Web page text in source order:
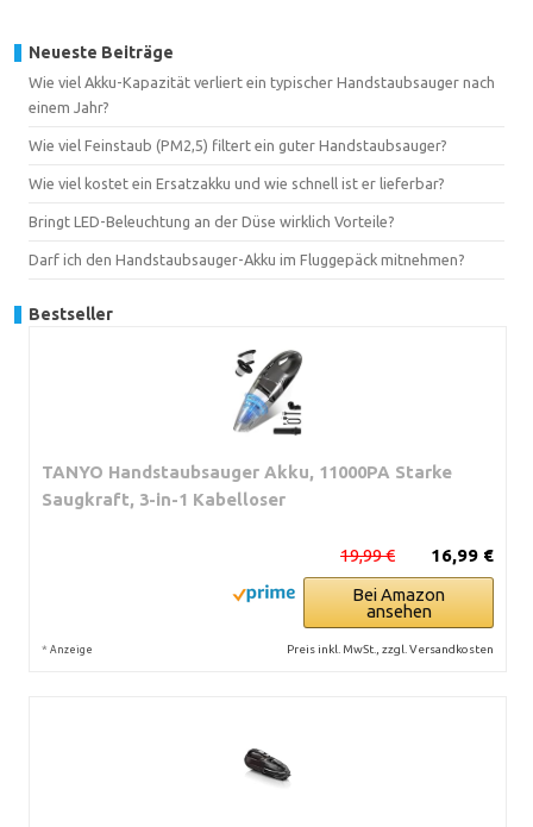
Neueste Beiträge
Wie viel Akku-Kapazität verliert ein typischer Handstaubsauger nach
einem Jahr?
Wie viel Feinstaub (PM2,5) filtert ein guter Handstaubsauger?
Wie viel kostet ein Ersatzakku und wie schnell ist er lieferbar?
Bringt LED-Beleuchtung an der Düse wirklich Vorteile?
Darf ich den Handstaubsauger-Akku im Fluggepäck mitnehmen?
Bestseller
TANYO Handstaubsauger Akku, 11000PA Starke
Saugkraft, 3-in-1 Kabelloser
16,99 €
19,99 €
Bei Amazon
ansehen
* Anzeige Preis inkl. MwSt., zzgl. Versandkosten